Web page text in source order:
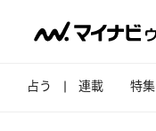
占う 連載 特集